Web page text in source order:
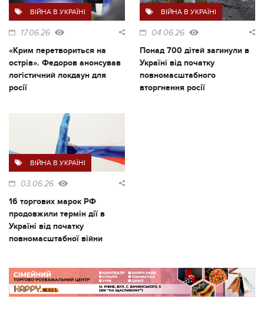
ВІЙНА В УКРАЇНІ
17.06.26
«Крим перетвориться на
острів». Федоров анонсував
логістичний локдаун для
росії
ВІЙНА В УКРАЇНІ
04.06.26
Понад 700 дітей загинули в
Україні від початку
повномасштабного
вторгнення росії
ВІЙНА В УКРАЇНІ
03.06.26
16 торгових марок РФ
продовжили термін дії в
Україні від початку
повномасштабної війни